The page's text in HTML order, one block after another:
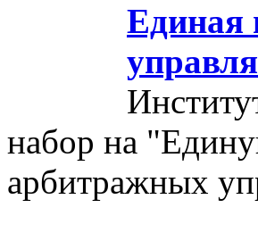
Единая
набор на
арбитражных